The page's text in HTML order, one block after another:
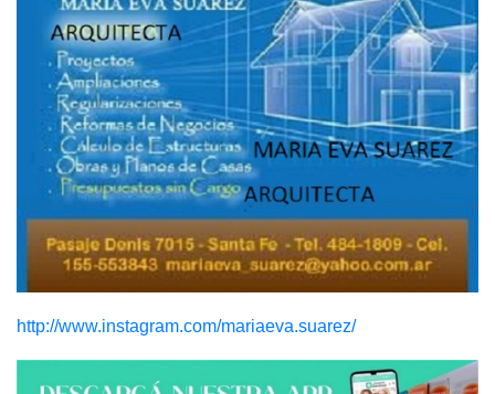
http://www.instagram.com/mariaeva.suarez/